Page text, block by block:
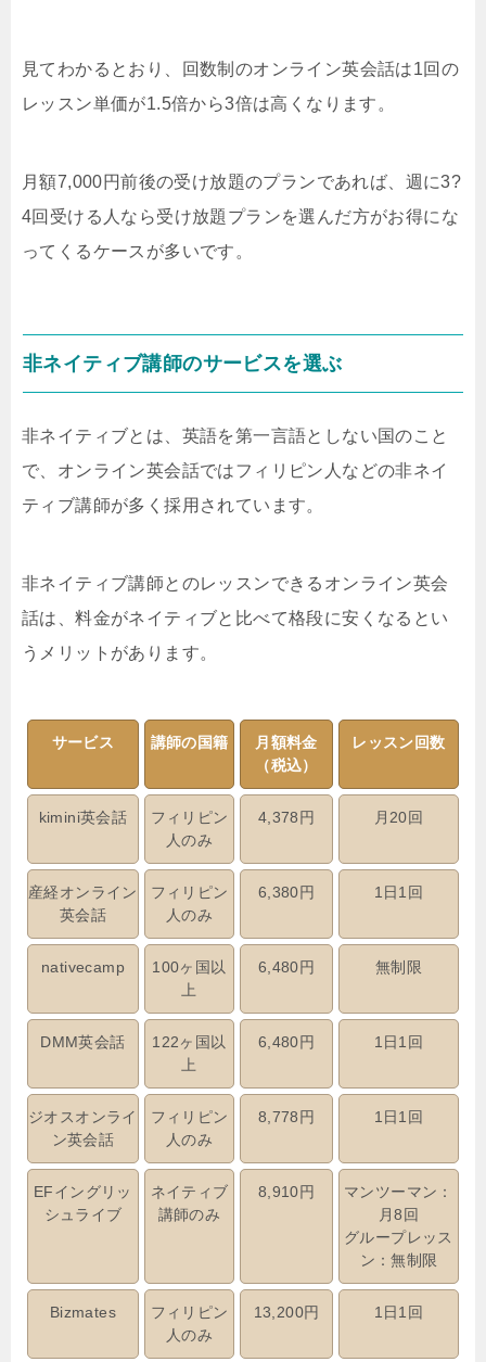
見てわかるとおり、回数制のオンライン英会話は1回の
レッスン単価が1.5倍から3倍は高くなります。
月額7,000円前後の受け放題のプランであれば、週に3?
4回受ける人なら受け放題プランを選んだ方がお得にな
ってくるケースが多いです。
非ネイティブ講師のサービスを選ぶ
非ネイティブとは、英語を第一言語としない国のこと
で、オンライン英会話ではフィリピン人などの非ネイ
ティブ講師が多く採用されています。
非ネイティブ講師とのレッスンできるオンライン英会
話は、料金がネイティブと比べて格段に安くなるとい
うメリットがあります。
サービス 講師の国籍
月額料金
（税込）
レッスン回数
kimini英会話
フィリピン
人のみ
4,378円 月20回
産経オンライン
英会話
フィリピン
人のみ
6,380円 1日1回
nativecamp
100ヶ国以
上
6,480円 無制限
DMM英会話
122ヶ国以
上
6,480円 1日1回
ジオスオンライ
ン英会話
フィリピン
人のみ
8,778円 1日1回
EFイングリッ
シュライブ
ネイティブ
講師のみ
8,910円
マンツーマン：
月8回
グループレッス
ン：無制限
Bizmates
フィリピン
人のみ
13,200円 1日1回